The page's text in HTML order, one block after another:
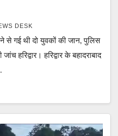
DESK
से गई थी दो युवकों की जान, पुलिस
हरिद्वार। हरिद्वार के बहादराबाद